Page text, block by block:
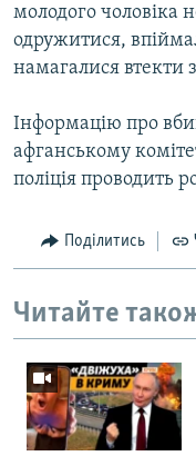
ВІДЕОУРОКИ «ELIFBE»
ІНФОГРАФІКА
Русский
Qırımtatar
ДОЛУЧАЙСЯ!
Усі сайти RFE/RL
молодого чоловіка
одружитися,
намагалися втекти з
Інформацію про
афганському
поліція проводить
Поділитись
Читайте